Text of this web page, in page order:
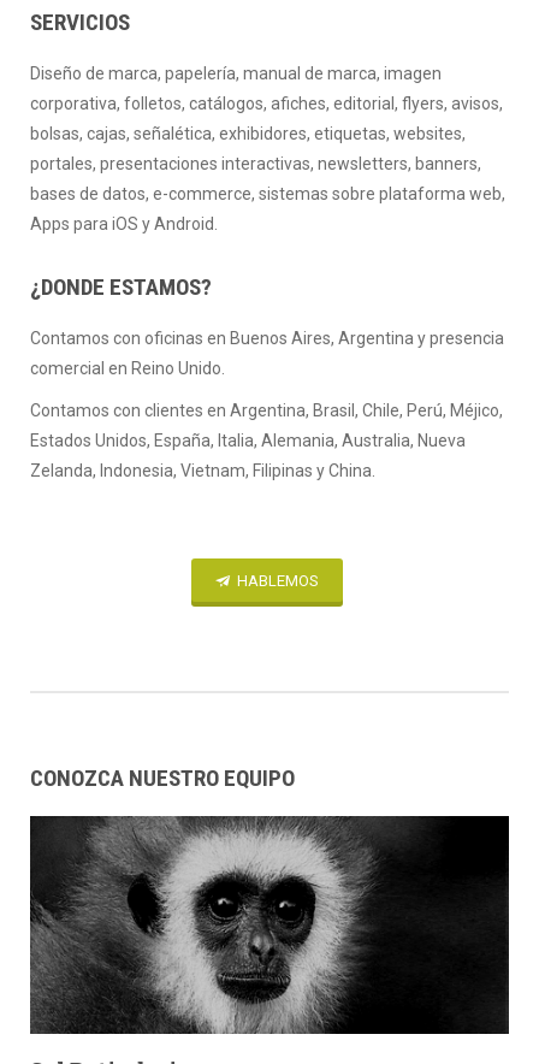
SERVICIOS
Diseño de marca, papelería, manual de marca, imagen
corporativa, folletos, catálogos, afiches, editorial, flyers, avisos,
bolsas, cajas, señalética, exhibidores, etiquetas, websites,
portales, presentaciones interactivas, newsletters, banners,
bases de datos, e-commerce, sistemas sobre plataforma web,
Apps para iOS y Android.
¿DONDE ESTAMOS?
Contamos con oficinas en Buenos Aires, Argentina y presencia
comercial en Reino Unido.
Contamos con clientes en Argentina, Brasil, Chile, Perú, Méjico,
Estados Unidos, España, Italia, Alemania, Australia, Nueva
Zelanda, Indonesia, Vietnam, Filipinas y China.
HABLEMOS
CONOZCA NUESTRO EQUIPO